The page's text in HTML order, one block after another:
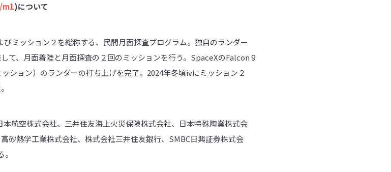
)について
ミッション２を総称する、民間月面探査プログラム。独自のランダー
て、月面着陸と月面探査の２回のミッションを行う。SpaceXのFalcon 9
ション）のランダーの打ち上げを完了。2024年冬頃ivにミッション２
航空株式会社、三井住友海上火災保険株式会社、日本特殊陶業株式会
砂熱学工業株式会社、株式会社三井住友銀行、SMBC日興証券株式会